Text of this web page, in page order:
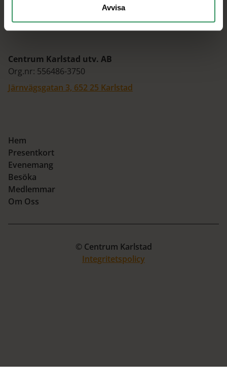
Avvisa
Centrum Karlstad utv. AB
Org.nr: 556486-3750
Järnvägsgatan 3, 652 25 Karlstad
Hem
Presentkort
Evenemang
Besöka
Medlemmar
Om Oss
© Centrum Karlstad
Integritetspolicy